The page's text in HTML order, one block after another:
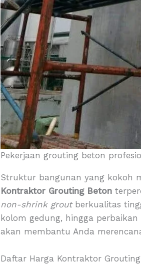
Pekerjaan grouting beton
Struktur bangunan yang kokoh
Kontraktor Grouting Beton
non-shrink groutberkualitas
kolom gedung, hingga
akan membantu Anda
Daftar Harga Kontraktor